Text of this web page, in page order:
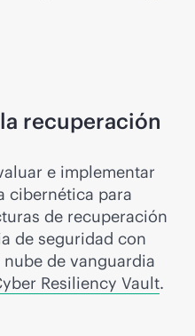
recuperación
e implementar
cibernética para
de recuperación
de seguridad con
de vanguardia
Resiliency Vault.